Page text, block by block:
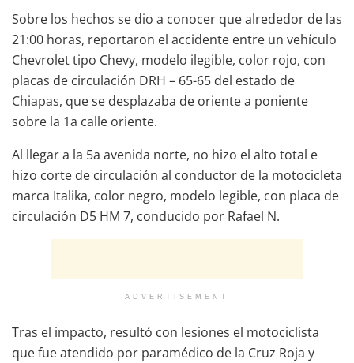
Sobre los hechos se dio a conocer que alrededor de las
21:00 horas, reportaron el accidente entre un vehículo
Chevrolet tipo Chevy, modelo ilegible, color rojo, con
placas de circulación DRH – 65-65 del estado de
Chiapas, que se desplazaba de oriente a poniente
sobre la 1a calle oriente.
Al llegar a la 5a avenida norte, no hizo el alto total e
hizo corte de circulación al conductor de la motocicleta
marca Italika, color negro, modelo legible, con placa de
circulación D5 HM 7, conducido por Rafael N.
ADVERTISEMENT
Tras el impacto, resultó con lesiones el motociclista
que fue atendido por paramédico de la Cruz Roja y